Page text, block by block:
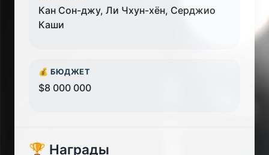
Кан Сон-джу, Ли Чхун-хён, Серджио
Каши
💰 БЮДЖЕТ
$8 000 000
🏆 Награды